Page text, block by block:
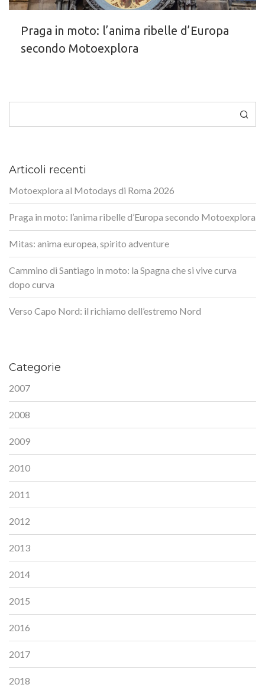
Praga in moto: l’anima ribelle d’Europa
secondo Motoexplora
Articoli recenti
Motoexplora al Motodays di Roma 2026
Praga in moto: l’anima ribelle d’Europa secondo Motoexplora
Mitas: anima europea, spirito adventure
Cammino di Santiago in moto: la Spagna che si vive curva
dopo curva
Verso Capo Nord: il richiamo dell’estremo Nord
Categorie
2007
2008
2009
2010
2011
2012
2013
2014
2015
2016
2017
2018